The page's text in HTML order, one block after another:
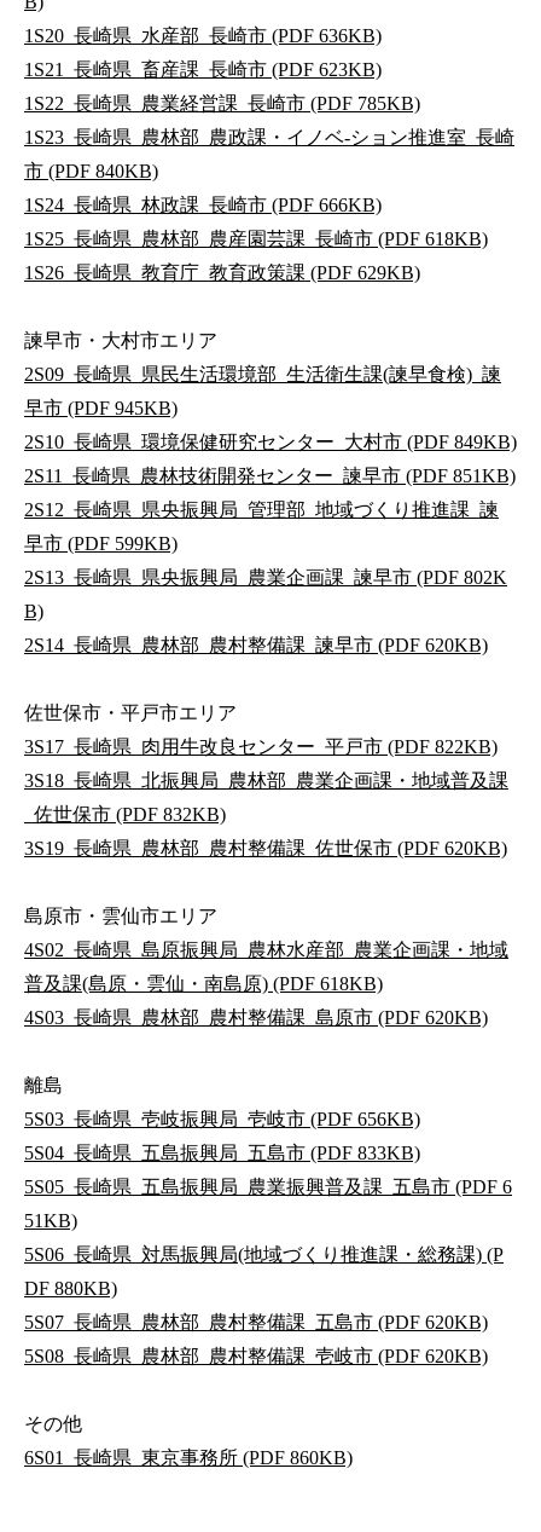
1S20_長崎県_水産部_長崎市 (PDF 636KB)
1S21_長崎県_畜産課_長崎市 (PDF 623KB)
1S22_長崎県_農業経営課_長崎市 (PDF 785KB)
1S23_長崎県_農林部_農政課・イノベ-ション推進室_長崎
市 (PDF 840KB)
1S24_長崎県_林政課_長崎市 (PDF 666KB)
1S25_長崎県_農林部_農産園芸課_長崎市 (PDF 618KB)
1S26_長崎県_教育庁_教育政策課 (PDF 629KB)
諫早市・大村市エリア
2S09_長崎県_県民生活環境部_生活衛生課(諫早食検)_諫
早市 (PDF 945KB)
2S10_長崎県_環境保健研究センター_大村市 (PDF 849KB)
2S11_長崎県_農林技術開発センター_諫早市 (PDF 851KB)
2S12_長崎県_県央振興局_管理部_地域づくり推進課_諫
早市 (PDF 599KB)
2S13_長崎県_県央振興局_農業企画課_諫早市 (PDF 802K
B)
2S14_長崎県_農林部_農村整備課_諫早市 (PDF 620KB)
佐世保市・平戸市エリア
3S17_長崎県_肉用牛改良センター_平戸市 (PDF 822KB)
3S18_長崎県_北振興局_農林部_農業企画課・地域普及課
_佐世保市 (PDF 832KB)
3S19_長崎県_農林部_農村整備課_佐世保市 (PDF 620KB)
島原市・雲仙市エリア
4S02_長崎県_島原振興局_農林水産部_農業企画課・地域
普及課(島原・雲仙・南島原) (PDF 618KB)
4S03_長崎県_農林部_農村整備課_島原市 (PDF 620KB)
離島
5S03_長崎県_壱岐振興局_壱岐市 (PDF 656KB)
5S04_長崎県_五島振興局_五島市 (PDF 833KB)
5S05_長崎県_五島振興局_農業振興普及課_五島市 (PDF 6
51KB)
5S06_長崎県_対馬振興局(地域づくり推進課・総務課) (P
DF 880KB)
5S07_長崎県_農林部_農村整備課_五島市 (PDF 620KB)
5S08_長崎県_農林部_農村整備課_壱岐市 (PDF 620KB)
その他
6S01_長崎県_東京事務所 (PDF 860KB)